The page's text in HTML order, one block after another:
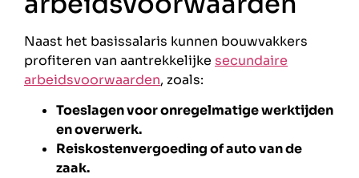
Naast het basissalaris kunnen bouwvakkers
profiteren van aantrekkelijke secundaire
arbeidsvoorwaarden, zoals:
Toeslagen voor onregelmatige werktijden
en overwerk.
Reiskostenvergoeding of auto van de
zaak.